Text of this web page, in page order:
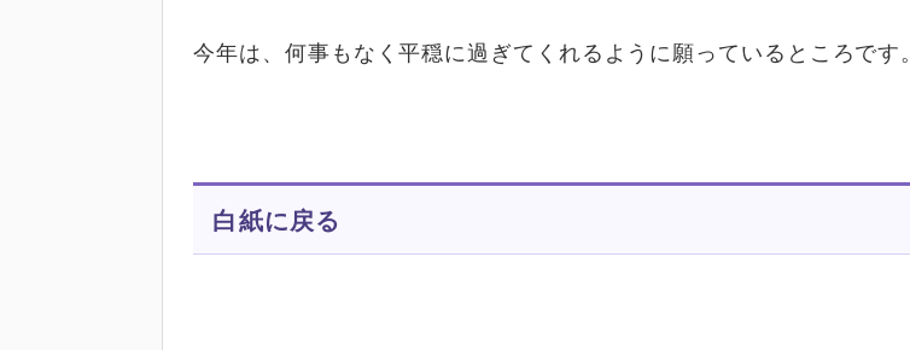
今年は、何事もなく平穏に過ぎてくれるように願っているところです。
白紙に戻る